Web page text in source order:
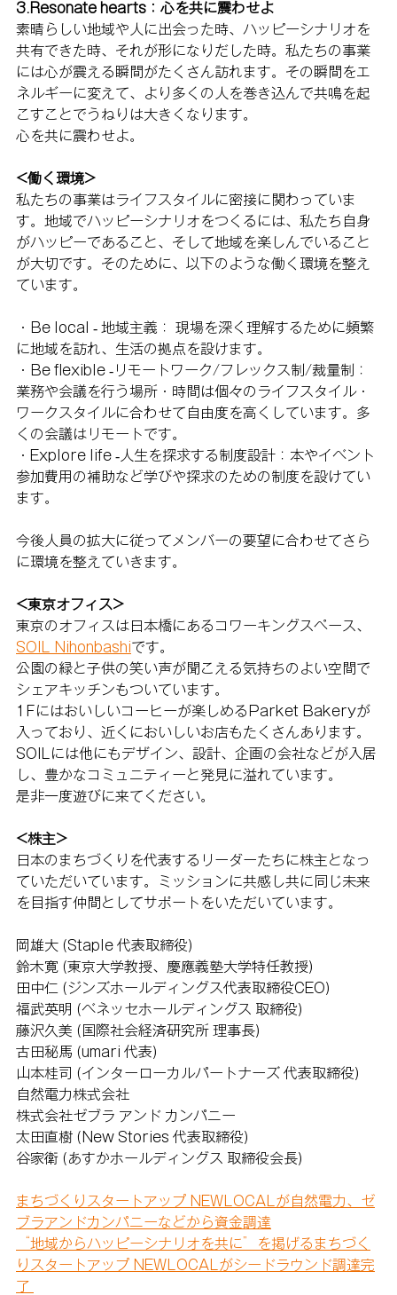
3.Resonate hearts：心を共に震わせよ
素晴らしい地域や人に出会った時、ハッピーシナリオを
共有できた時、それが形になりだした時。私たちの事業
には心が震える瞬間がたくさん訪れます。その瞬間をエ
ネルギーに変えて、より多くの人を巻き込んで共鳴を起
こすことでうねりは大きくなります。
心を共に震わせよ。
<働く環境>
私たちの事業はライフスタイルに密接に関わっていま
す。地域でハッピーシナリオをつくるには、私たち自身
がハッピーであること、そして地域を楽しんでいること
が大切です。そのために、以下のような働く環境を整え
ています。
・Be local - 地域主義： 現場を深く理解するために頻繁
に地域を訪れ、生活の拠点を設けます。
・Be flexible -リモートワーク/フレックス制/裁量制：
業務や会議を行う場所・時間は個々のライフスタイル・
ワークスタイルに合わせて自由度を高くしています。多
くの会議はリモートです。
・Explore life -人生を探求する制度設計：本やイベント
参加費用の補助など学びや探求のための制度を設けてい
ます。
今後人員の拡大に従ってメンバーの要望に合わせてさら
に環境を整えていきます。
<東京オフィス>
東京のオフィスは日本橋にあるコワーキングスペース、
SOIL Nihonbashiです。
公園の緑と子供の笑い声が聞こえる気持ちのよい空間で
シェアキッチンもついています。
1Fにはおいしいコーヒーが楽しめるParket Bakeryが
入っており、近くにおいしいお店もたくさんあります。
SOILには他にもデザイン、設計、企画の会社などが入居
し、豊かなコミュニティーと発見に溢れています。
是非一度遊びに来てください。
<株主>
日本のまちづくりを代表するリーダーたちに株主となっ
ていただいています。ミッションに共感し共に同じ未来
を目指す仲間としてサポートをいただいています。
岡雄大 (Staple 代表取締役)
鈴木寛 (東京大学教授、慶應義塾大学特任教授)
田中仁 (ジンズホールディングス代表取締役CEO)
福武英明 (ベネッセホールディングス 取締役)
藤沢久美 (国際社会経済研究所 理事長)
古田秘馬 (umari 代表)
山本桂司 (インターローカルパートナーズ 代表取締役)
自然電力株式会社
株式会社ゼブラ アンド カンパニー
太田直樹 (New Stories 代表取締役)
谷家衛 (あすかホールディングス 取締役会長)
まちづくりスタートアップ NEWLOCALが自然電力、ゼ
ブラアンドカンパニーなどから資金調達
“地域からハッピーシナリオを共に”を掲げるまちづく
りスタートアップ NEWLOCALがシードラウンド調達完
了